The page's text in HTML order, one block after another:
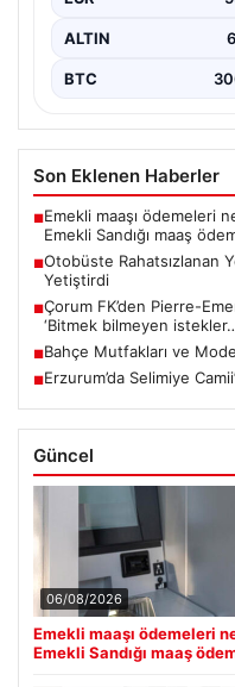
ALTIN
BTC
Son Eklenen Haberler
■Emekli maaşı ödemeleri
Emekli Sandığı maaş
■Otobüste Rahatsızlanan
Yetiştirdi
■Çorum FK’den Pierre-
‘Bitmek bilmeyen
■Bahçe Mutfakları ve
■Erzurum’da Selimiye
Güncel
06/08/2026
Emekli maaşı ödemeleri
Emekli Sandığı maaş